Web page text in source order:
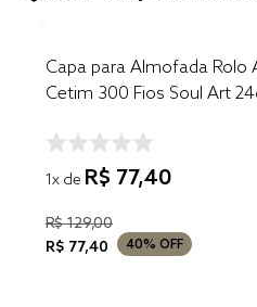
Capa para Almofada Rolo
Cetim 300 Fios Soul Art
1x de R$ 77,40
R$129,00
R$ 77,40 40% OFF